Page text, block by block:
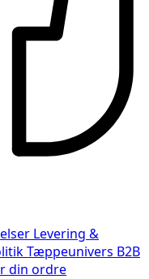
Levering &
Tæppeunivers B2B
din ordre